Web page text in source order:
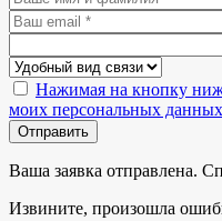
Нажимая на кнопку
моих персональных данных
Отправить
Ваша заявка отправлена.
Извините, произошла